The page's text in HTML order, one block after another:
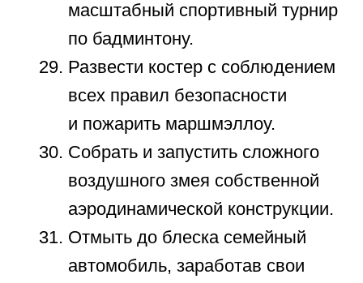
ЗАПИШИТЕСЬ
НА БЕСПЛАТНОЕ
ВВОДНОЕ ЗАНЯТИЕ